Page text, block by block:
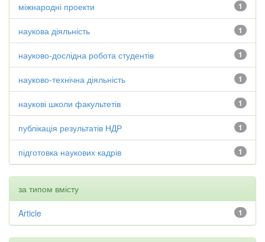
1
міжнародні проекти
1
наукова діяльність
1
науково-дослідна робота студентів
1
науково-технічна діяльність
1
наукові школи факультетів
1
публікація результатів НДР
1
підготовка наукових кадрів
за типом вмісту
1
Article